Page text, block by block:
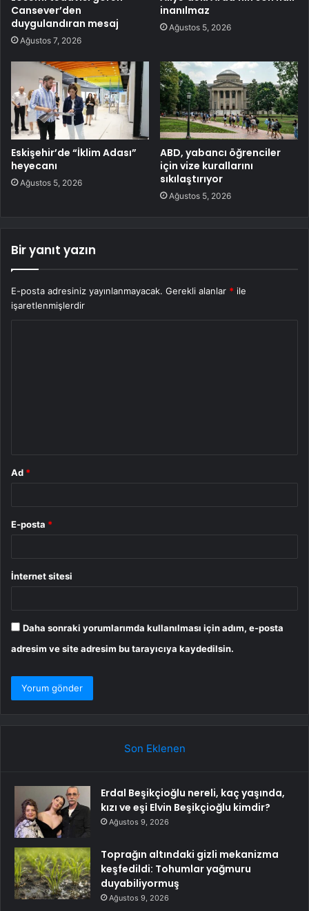
Cansever’den
duygulandıran mesaj
Ağustos 7, 2026
inanılmaz
Ağustos 5, 2026
Eskişehir’de “İklim Adası”
heyecanı
Ağustos 5, 2026
ABD, yabancı öğrenciler
için vize kurallarını
sıkılaştırıyor
Ağustos 5, 2026
Bir yanıt yazın
E-posta adresiniz yayınlanmayacak. Gerekli alanlar * ile
işaretlenmişlerdir
Ad *
E-posta *
İnternet sitesi
Daha sonraki yorumlarımda kullanılması için adım, e-posta
adresim ve site adresim bu tarayıcıya kaydedilsin.
Son Eklenen
Erdal Beşikçioğlu nereli, kaç yaşında,
kızı ve eşi Elvin Beşikçioğlu kimdir?
Ağustos 9, 2026
Toprağın altındaki gizli mekanizma
keşfedildi: Tohumlar yağmuru
duyabiliyormuş
Ağustos 9, 2026